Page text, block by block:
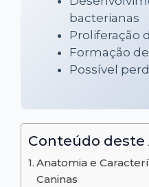
bacterianas
Proliferação
Formação
Possível
Conteúdo
Anatomia e
Caninas